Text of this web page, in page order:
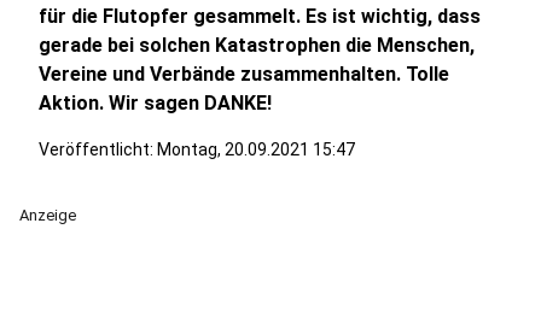
für die Flutopfer gesammelt. Es ist wichtig, dass
gerade bei solchen Katastrophen die Menschen,
Vereine und Verbände zusammenhalten. Tolle
Aktion. Wir sagen DANKE!
Veröffentlicht: Montag, 20.09.2021 15:47
Anzeige